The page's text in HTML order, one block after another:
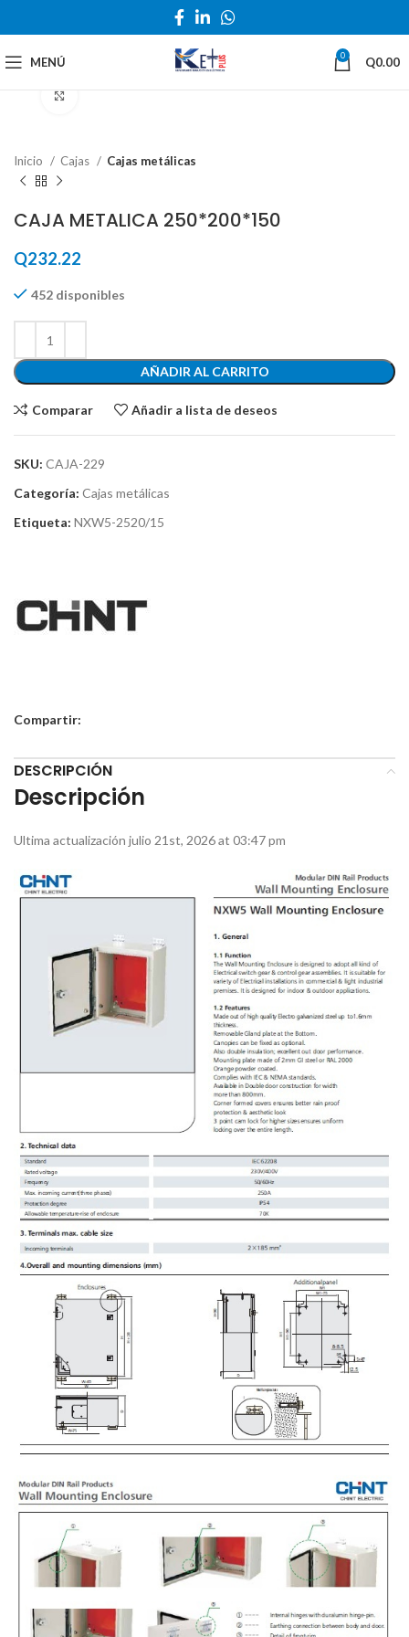
MENÚ 0 Q0.00
Inicio Cajas Cajas metálicas
CAJA METALICA 250*200*150
Q232.22
452 disponibles
AÑADIR AL CARRITO
Comparar Añadir a lista de deseos
SKU: CAJA-229
Categoría: Cajas metálicas
Etiqueta: NXW5-2520/15
Compartir:
DESCRIPCIÓN
Descripción
Ultima actualización julio 21st, 2026 at 03:47 pm